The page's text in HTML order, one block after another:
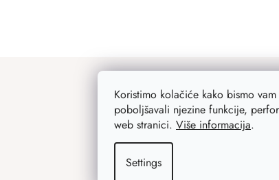
Koristimo kolačiće kako bismo
poboljšavali njezine funkcije,
web stranici. Više informacija.
Settings